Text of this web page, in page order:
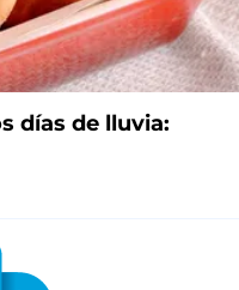
días de lluvia: